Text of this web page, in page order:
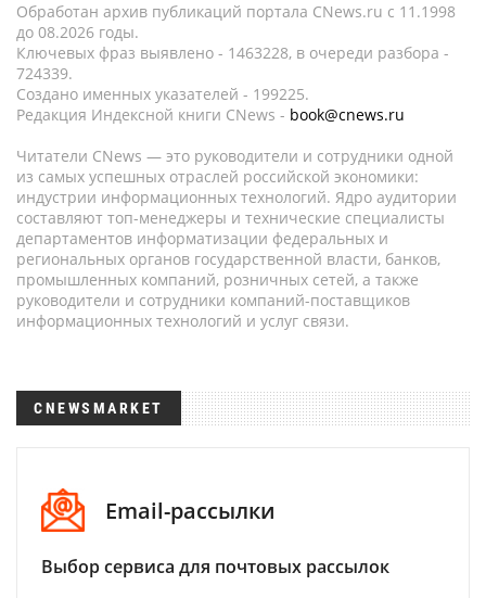
Обработан архив публикаций портала CNews.ru c 11.1998
до 08.2026 годы.
Ключевых фраз выявлено - 1463228, в очереди разбора -
724339.
Создано именных указателей - 199225.
Редакция Индексной книги CNews - book@cnews.ru
Читатели CNews — это руководители и сотрудники одной
из самых успешных отраслей российской экономики:
индустрии информационных технологий. Ядро аудитории
составляют топ-менеджеры и технические специалисты
департаментов информатизации федеральных и
региональных органов государственной власти, банков,
промышленных компаний, розничных сетей, а также
руководители и сотрудники компаний-поставщиков
информационных технологий и услуг связи.
CNEWSMARKET
Email-рассылки
Выбор сервиса для почтовых рассылок